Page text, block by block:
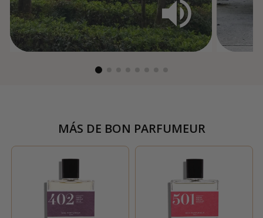
MÁS DE BON PARFUMEUR